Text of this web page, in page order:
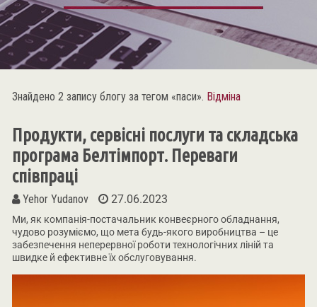
Знайдено 2 запису блогу за тегом «паси». Відміна
Продукти, сервісні послуги та складська
програма Белтімпорт. Переваги
співпраці
Yehor Yudanov 27.06.2023
Ми, як компанія-постачальник конвеєрного обладнання,
чудово розуміємо, що мета будь-якого виробництва – це
забезпечення неперервної роботи технологічних ліній та
швидке й ефективне їх обслуговування.